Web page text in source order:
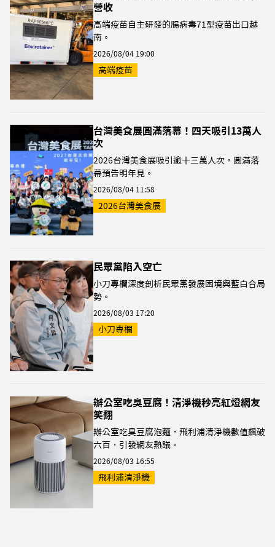
營收
高端疫苗自主研發的腸病毒71型疫苗出口越
南。
2026/08/04 19:00
高端疫苗
台灣美食展圓滿落幕！四天吸引13萬人
次
2026台灣美食展吸引逾十三萬人次，圓滿落
幕預告明年見。
2026/08/04 11:58
2026台灣美食展
民眾黨陷入空亡
小刀專欄深度剖析民眾黨發展困境與藍白合局
勢。
2026/08/03 17:20
小刀專欄
辦公室吃臭豆腐！清淨機秒亮紅燈網友
笑翻
辦公室吃臭豆腐泡麵，飛利浦清淨機數值飆破
六百，引發網友熱議。
2026/08/03 16:55
飛利浦清淨機